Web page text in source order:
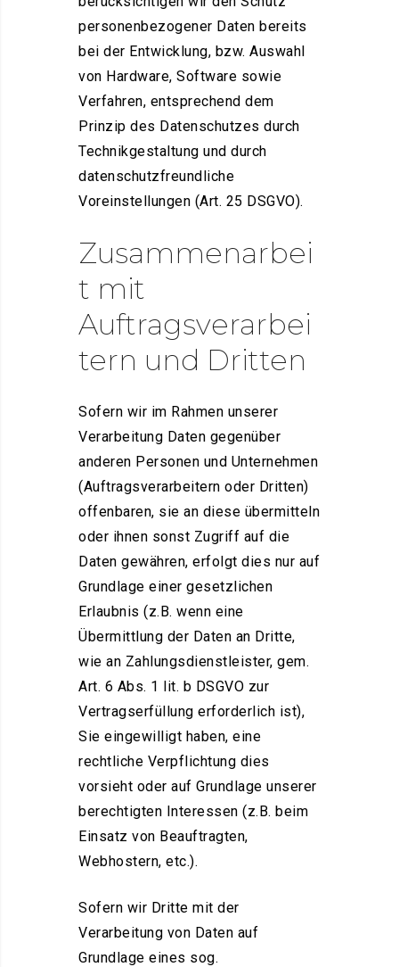
personenbezogener Daten bereits
bei der Entwicklung, bzw. Auswahl
von Hardware, Software sowie
Verfahren, entsprechend dem
Prinzip des Datenschutzes durch
Technikgestaltung und durch
datenschutzfreundliche
Voreinstellungen (Art. 25 DSGVO).
Zusammenarbei
t mit
Auftragsverarbei
tern und Dritten
Sofern wir im Rahmen unserer
Verarbeitung Daten gegenüber
anderen Personen und Unternehmen
(Auftragsverarbeitern oder Dritten)
offenbaren, sie an diese übermitteln
oder ihnen sonst Zugriff auf die
Daten gewähren, erfolgt dies nur auf
Grundlage einer gesetzlichen
Erlaubnis (z.B. wenn eine
Übermittlung der Daten an Dritte,
wie an Zahlungsdienstleister, gem.
Art. 6 Abs. 1 lit. b DSGVO zur
Vertragserfüllung erforderlich ist),
Sie eingewilligt haben, eine
rechtliche Verpflichtung dies
vorsieht oder auf Grundlage unserer
berechtigten Interessen (z.B. beim
Einsatz von Beauftragten,
Webhostern, etc.).
Sofern wir Dritte mit der
Verarbeitung von Daten auf
Grundlage eines sog.